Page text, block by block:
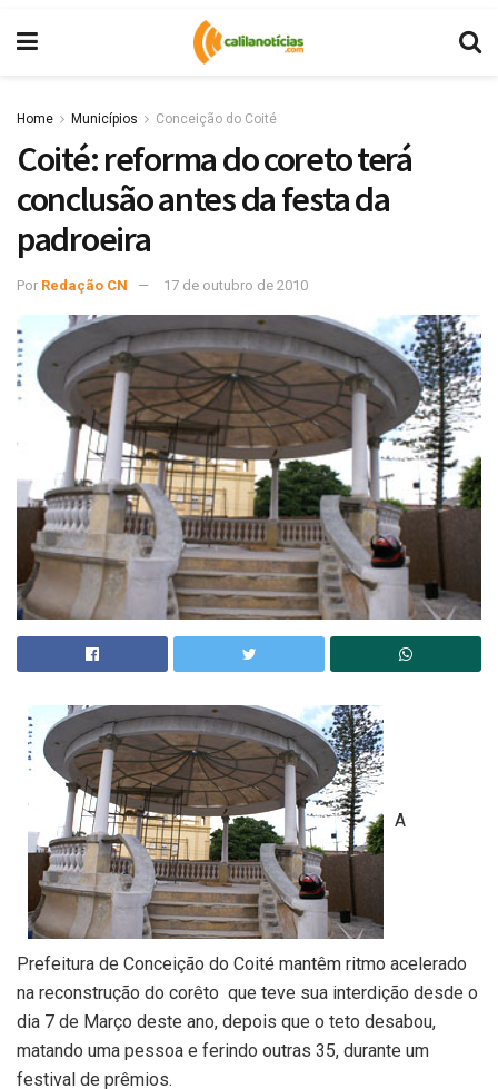
Home Municípios Conceição do Coité
Coité: reforma do coreto terá
conclusão antes da festa da
padroeira
Por Redação CN 17 de outubro de 2010
A
Prefeitura de Conceição do Coité mantêm ritmo acelerado
na reconstrução do corêto que teve sua interdição desde o
dia 7 de Março deste ano, depois que o teto desabou,
matando uma pessoa e ferindo outras 35, durante um
festival de prêmios.